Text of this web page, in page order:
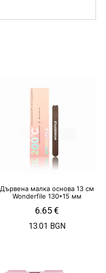
Дървена малка основа 13 см
Wonderfile 130*15 мм
6.65€
13.01 BGN